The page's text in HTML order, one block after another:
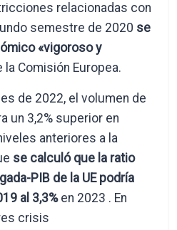
relacionadas con
semestre de 2020 se
«vigoroso y
la Comisión Europea.
de 2022, el volumen de
un 3,2% superior en
anteriores a la
se calculó que la ratio
PIB de la UE podría
al 3,3%en 2023 . En
crisis